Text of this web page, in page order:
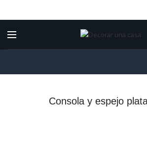
Consola y espejo